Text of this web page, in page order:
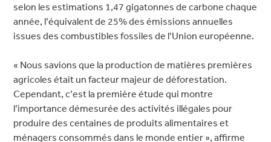
selon les estimations 1,47 gigatonnes de carbone chaque
année, l’équivalent de 25% des émissions annuelles
issues des combustibles fossiles de l’Union européenne.
« Nous savions que la production de matières premières
agricoles était un facteur majeur de déforestation.
Cependant, c’est la première étude qui montre
l’importance démesurée des activités illégales pour
produire des centaines de produits alimentaires et
ménagers consommés dans le monde entier », affirme